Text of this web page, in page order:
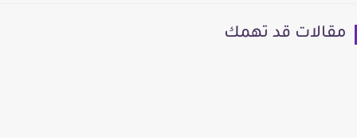
مقالات قد تهمك